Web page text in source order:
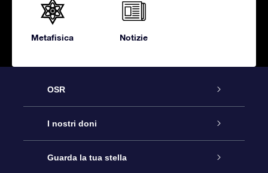
Metafisica Notizie
OSR
Assistenza
Contattaci
I nostri doni
Online Star Gift
Guarda la tua stella